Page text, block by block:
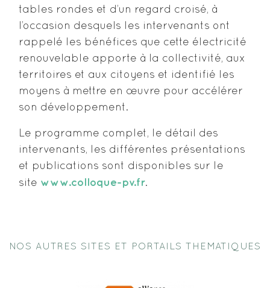
tables rondes et d’un regard croisé, à
l’occasion desquels les intervenants ont
rappelé les bénéfices que cette électricité
renouvelable apporte à la collectivité, aux
territoires et aux citoyens et identifié les
moyens à mettre en œuvre pour accélérer
son développement.
Le programme complet, le détail des
intervenants, les différentes présentations
et publications sont disponibles sur le
site www.colloque-pv.fr.
NOS AUTRES SITES ET PORTAILS THEMATIQUES